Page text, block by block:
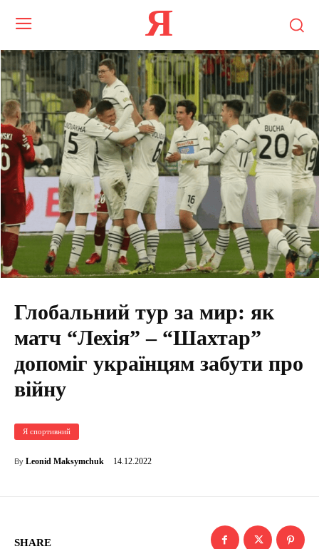
Я
Глобальний тур за мир: як
матч “Лехія” – “Шахтар”
допоміг українцям забути про
війну
Я спортивний
By Leonid Maksymchuk 14.12.2022
SHARE